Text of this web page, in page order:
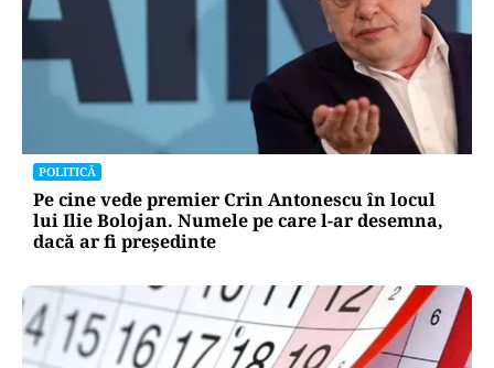
POLITICĂ
Pe cine vede premier Crin Antonescu în locul
lui Ilie Bolojan. Numele pe care l-ar desemna,
dacă ar fi președinte